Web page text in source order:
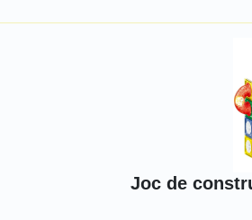
Joc de